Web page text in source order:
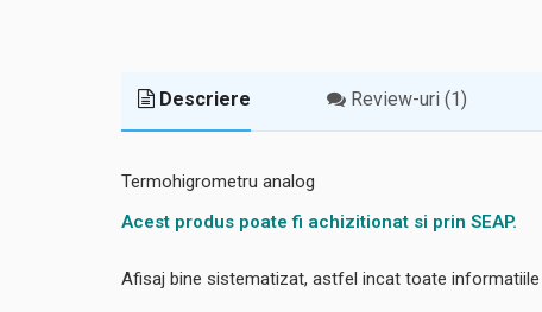
Descriere Review-uri (1)
Termohigrometru analog
Acest produs poate fi achizitionat si prin SEAP.
Afisaj bine sistematizat, astfel incat toate